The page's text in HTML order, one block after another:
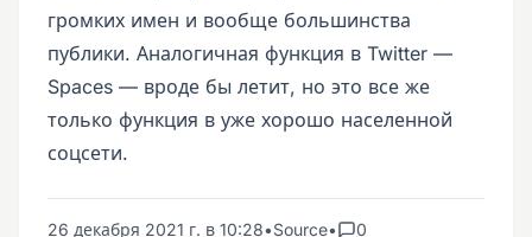
громких имен и вообще большинства
публики. Аналогичная функция в Twitter —
Spaces — вроде бы летит, но это все же
только функция в уже хорошо населенной
соцсети.
26 декабря 2021 г. в 10:28•Source• 0